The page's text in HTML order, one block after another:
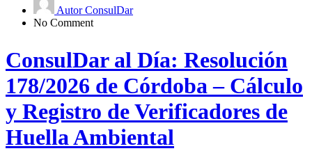
Autor ConsulDar
No Comment
ConsulDar al Día: Resolución
178/2026 de Córdoba – Cálculo
y Registro de Verificadores de
Huella Ambiental